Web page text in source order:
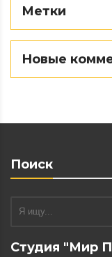
Метки
Новые
Студия "Мир
Поиск